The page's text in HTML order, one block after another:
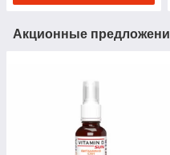
Акционные